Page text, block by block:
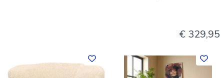
€ 329,95